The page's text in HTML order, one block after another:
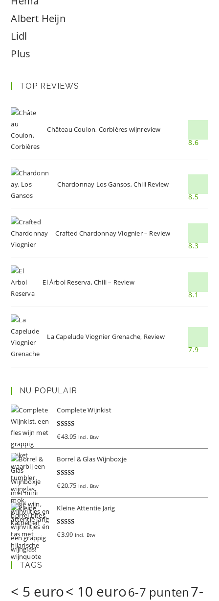
Albert Heijn
Lidl
Plus
TOP REVIEWS
Château Coulon, Corbières wijnreview
8.6
Chardonnay Los Gansos, Chili Review
8.5
Crafted Chardonnay Viognier – Review
8.3
El Árbol Reserva, Chili – Review
8.1
La Capelude Viognier Grenache, Review
7.9
NU POPULAIR
Complete Wijnkist
Gewaardeer
€43.95 Incl. Btw
Borrel & Glas Wijnboxje
Gewaardeer
€20.75 Incl. Btw
Kleine Attentie Jarig
Gewaardeer
€3.99 Incl. Btw
TAGS
< 5 euro< 10 euro6-7 punten7-